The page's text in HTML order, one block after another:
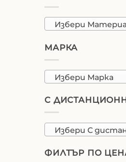
Избери
МАРКА
Избери Марка
С
ФИЛТЪР ПО